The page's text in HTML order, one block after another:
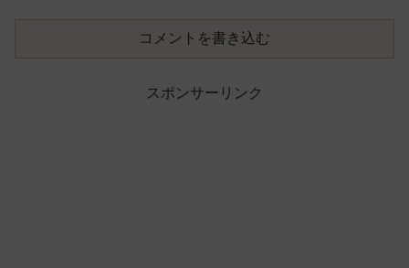
コメントを書き込む
スポンサーリンク